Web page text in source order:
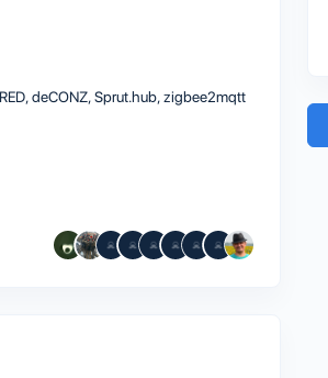
deCONZSprut.hubzigbee2mqtt